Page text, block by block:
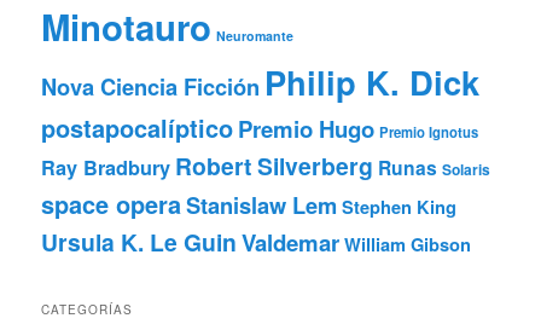
Minotauro Neuromante
Nova Ciencia Ficción Philip K. Dick
postapocalípticoPremio Hugo Premio Ignotus
Ray Bradbury Robert Silverberg Runas Solaris
space operaStanislaw Lem Stephen King
Ursula K. Le GuinValdemarWilliam Gibson
CATEGORÍAS